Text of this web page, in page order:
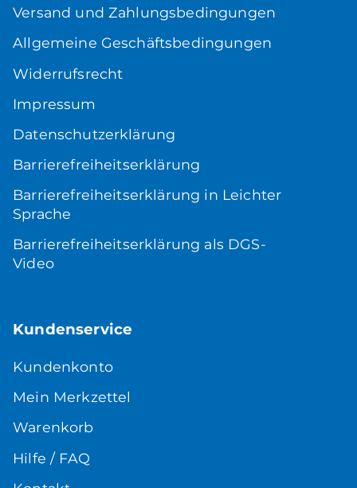
Versand und Zahlungsbedingungen
Allgemeine Geschäftsbedingungen
Widerrufsrecht
Impressum
Datenschutzerklärung
Barrierefreiheitserklärung
Barrierefreiheitserklärung in Leichter
Sprache
Barrierefreiheitserklärung als DGS-
Video
Kundenservice
Kundenkonto
Mein Merkzettel
Warenkorb
Hilfe / FAQ